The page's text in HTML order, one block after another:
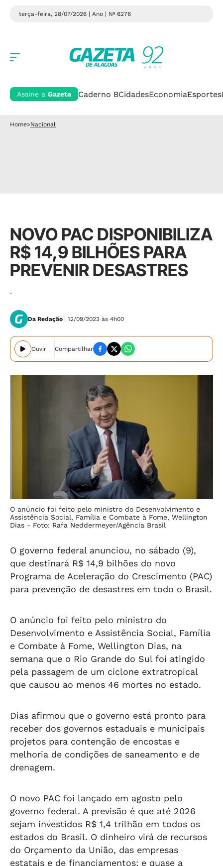
terça-feira, 28/07/2026 | Ano | Nº 6276
Assine a Gazeta Caderno BCidadesEconomiaEsportes
Home>Nacional
NOVO PAC DISPONIBILIZA
R$ 14,9 BILHÕES PARA
PREVENIR DESASTRES
.
Da Redação | 12/09/2023 às 4h00
Ouvir Compartilhar
O anúncio foi feito pelo ministro do Desenvolvimento e
Assistência Social, Família e Combate à Fome, Wellington
Dias - Foto: Rafa Neddermeyer/Agência Brasil
O governo federal anunciou, no sábado (9),
que destinará R$ 14,9 bilhões do novo
Programa de Aceleração do Crescimento (PAC)
para prevenção de desastres em todo o Brasil.
O anúncio foi feito pelo ministro do
Desenvolvimento e Assistência Social, Família
e Combate à Fome, Wellington Dias, na
semana que o Rio Grande do Sul foi atingido
pela passagem de um ciclone extratropical
que causou ao menos 46 mortes no estado.
Dias afirmou que o governo está pronto para
receber dos governos estaduais e municipais
projetos para contenção de encostas e
melhoria de condições de saneamento e de
drenagem.
O novo PAC foi lançado em agosto pelo
governo federal. A previsão é que até 2026
sejam investidos R$ 1,4 trilhão em todos os
estados do Brasil. O dinheiro virá de recursos
do Orçamento da União, das empresas
estatais e de financiamentos; e quase a